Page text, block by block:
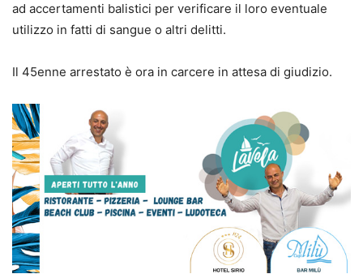
ad accertamenti balistici per verificare il loro eventuale
utilizzo in fatti di sangue o altri delitti.
Il 45enne arrestato è ora in carcere in attesa di giudizio.